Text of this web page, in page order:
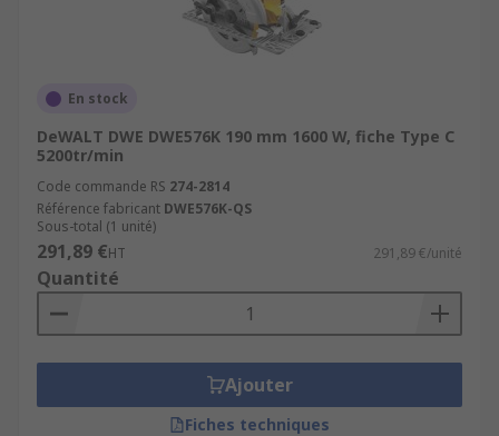
En stock
DeWALT DWE DWE576K 190 mm 1600 W, fiche Type C
5200tr/min
Code commande RS 274-2814
Référence fabricant DWE576K-QS
Sous-total (1 unité)
291,89 €HT 291,89 €/unité
Quantité
Ajouter
Fiches techniques